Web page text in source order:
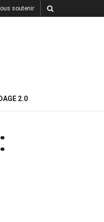
soutenir
2.0